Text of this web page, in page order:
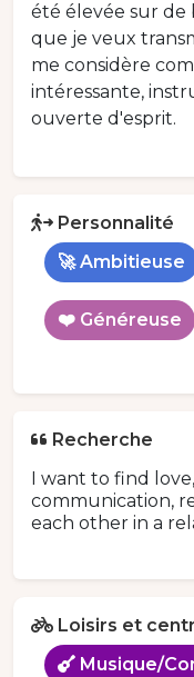
été élevée sur de
que je veux
me considère
intéressante,
ouverte d'esprit.
Personnalité
🚀 Ambitieuse
❤️ Généreuse
Recherche
I want to find
communication,
each other in a
Loisirs et
Musique/